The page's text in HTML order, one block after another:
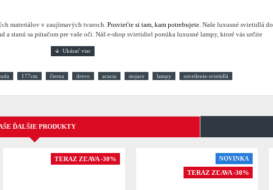
materiálov v zaujímavých tvaroch. Posvieťte si tam, kam potrebujete. Naše luxusné svietidlá do
stanú sa pútačom pre vaše oči. Náš e-shop svietidiel ponúka luxusné lampy, ktoré vás určite
177cm čierna drevo acacia stojace lampy osvetlenie-svietidlá
ĎALŠIE PRODUKTY
TERAZ ZĽAVA -30% NOVINKA
TERAZ ZĽAVA -30%